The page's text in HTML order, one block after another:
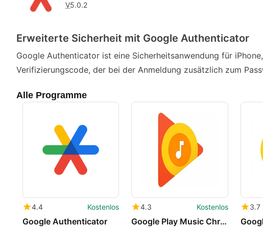
V5.0.2
Erweiterte Sicherheit mit Google Authenticator
Google Authenticator ist eine Sicherheitsanwendung für
Verifizierungscode, der bei der Anmeldung zusätzlich zum
Alle Programme
4.4 Kostenlos
Google Authenticator
4.3 Kostenlos
Google Play Music Chrome Extension
3.7